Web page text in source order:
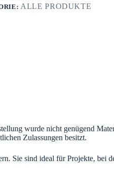
ALLE PRODUKTE
wurde nicht genügend
Zulassungen besitzt.
Sie sind ideal für Projekte, bei